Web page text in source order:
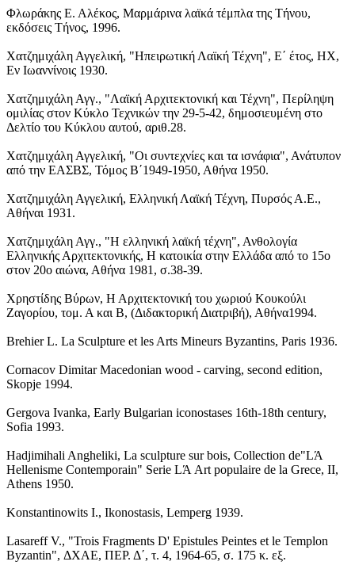
Φλωράκης Ε. Αλέκος, Μαρμάρινα λαϊκά τέμπλα της Τήνου,
εκδόσεις Τήνος, 1996.
Χατζημιχάλη Αγγελική, "Ηπειρωτική Λαϊκή Τέχνη", Ε΄ έτος, ΗΧ,
Εν Ιωαννίνοις 1930.
Χατζημιχάλη Αγγ., "Λαϊκή Αρχιτεκτονική και Τέχνη", Περίληψη
ομιλίας στον Κύκλο Τεχνικών την 29-5-42, δημοσιευμένη στο
Δελτίο του Κύκλου αυτού, αριθ.28.
Χατζημιχάλη Αγγελική, "Οι συντεχνίες και τα ισνάφια", Ανάτυπον
από την ΕΑΣΒΣ, Τόμος Β΄1949-1950, Αθήνα 1950.
Χατζημιχάλη Αγγελική, Ελληνική Λαϊκή Τέχνη, Πυρσός Α.Ε.,
Αθήναι 1931.
Χατζημιχάλη Αγγ., "Η ελληνική λαϊκή τέχνη", Ανθολογία
Ελληνικής Αρχιτεκτονικής, Η κατοικία στην Ελλάδα από το 15ο
στον 20ο αιώνα, Αθήνα 1981, σ.38-39.
Χρηστίδης Βύρων, Η Αρχιτεκτονική του χωριού Κουκούλι
Ζαγορίου, τομ. Α και Β, (Διδακτορική Διατριβή), Αθήνα1994.
Brehier L. La Sculpture et les Arts Mineurs Byzantins, Paris 1936.
Cornacov Dimitar Macedonian wood - carving, second edition,
Skopje 1994.
Gergova Ivanka, Early Bulgarian iconostases 16th-18th century,
Sofia 1993.
Hadjimihali Angheliki, La sculpture sur bois, Collection de"LΆ
Hellenisme Contemporain" Serie LΆ Art populaire de la Grece, II,
Athens 1950.
Konstantinowits I., Ikonostasis, Lemperg 1939.
Lasareff V., "Trois Fragments D' Epistules Peintes et le Templon
Byzantin", ΔΧΑΕ, ΠΕΡ. Δ΄, τ. 4, 1964-65, σ. 175 κ. εξ.